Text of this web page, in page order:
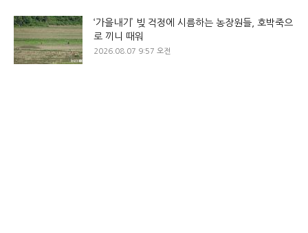
‘가을내기’ 빚 걱정에 시름하는 농장원들, 호박죽으
로 끼니 때워
2026.08.07 9:57 오전